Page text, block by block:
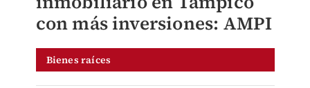
con más inversiones: AMPI
Bienes raíces